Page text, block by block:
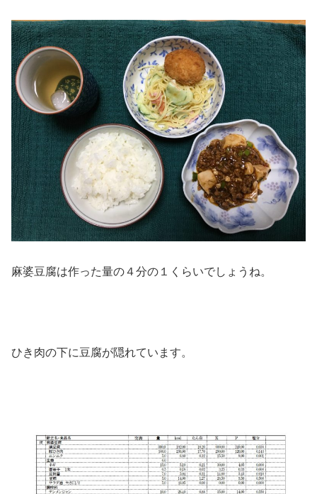
麻婆豆腐は作った量の４分の１くらいでしょうね。
ひき肉の下に豆腐が隠れています。